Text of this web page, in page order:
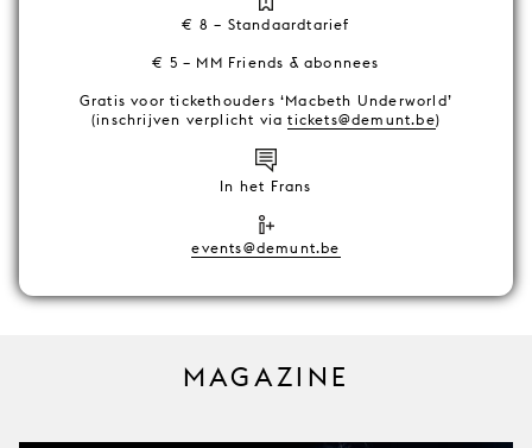
€ 8 – Standaardtarief
€ 5 – MM Friends & abonnees
Gratis voor tickethouders ‘Macbeth Underworld’
(inschrijven verplicht viatickets@demunt.be)
In het Frans
events@demunt.be
MAGAZINE